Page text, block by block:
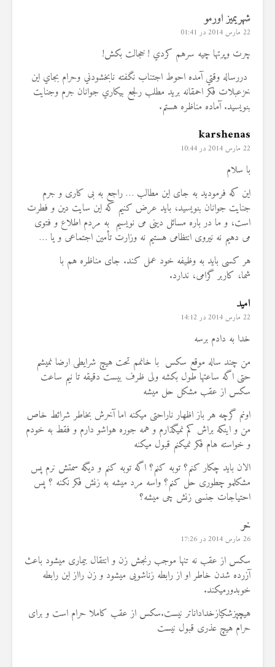
شهریمیز اورمو
22 مارس 2014 در 01:41
چرت وپرتها چيه سرهم كردي ! خجالت بكش!
دررساله وقتي آمده احوط اجتناب نگفته نابخشودني وحرام بجاي اين
خزعبلات فكر احمقانه بريد مطلب رلجع بيكاري جوانان جرم وجنايت
بنويسيد. آماده مناظره هستم.
karshenas
22 مارس 2014 در 10:44
با سلام
این که فرمودید به جای این مطالب … راجع به بی کاری و جرم
جنایت جوانان بنویسید، باید عرض کنیم که این سایت دین و فطرت
است، و ما در باره مسائل دینی می نویسیم به مردم اطلاع و فتوی
می دهیم نه نیروی انتظامی هستیم نه وزارت تأمین اجتماعی و یا …
هر کسی باید به وظیفه خود عمل کند. جای مناظره هم با
شما، کاربر گرامی، ندارد.
امید
22 مارس 2014 در 14:12
خدا به دادم برسه
من چند ساله موقع سکس با خانمم تحت هیچ شرایطی ارضا نمیشم
حتی اگه ساعتها طول بکشه ولی ظرف بیست دقیقه تا نیم ساعت
سکس از عقب مشکل حل میشه
اونم گرچه هر باز اظهار ناراحتی میکنه اما آخرش بخاطر شرائط خاص
من و اینکه براش کم نمیگذارم و همه جوره هواشو دارم و فقط به خودم
و خواسته هام فکر نمیکنم قبول میکنه
الان باید چکار کنم؟ توبه کنم؟ اگه توبه کنم و دیگه سمتش نرم پس
مشکلمو چطوری حل کنم؟ واسه مرد میشه به زنش فکر نکنه ؟ پس
احتیاجات جنسی زنش چی میشه؟
خر
26 مارس 2014 در 17:26
سکس از عقب نه تنها موجب رنجش زن و انتقال بیماری میشود باعث
آزرده شدن خاطر او از رابطه زناشویی میشود و زن رااز این رابطه
خوبدورمیکند.
هیچپزشکیازخداداناتر نیست.سکس از عقب کاملا حرام است و برای
حرام هیچ عذری قبول نیست